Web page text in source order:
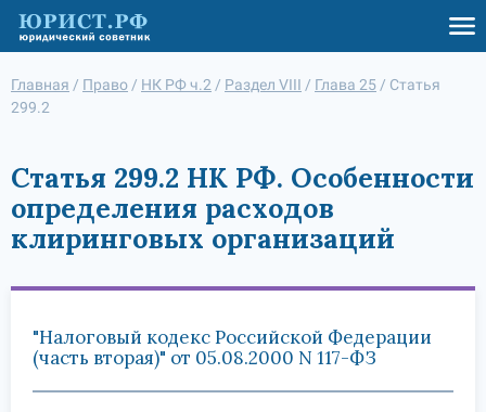
Главная / Право / НК РФ ч.2 / Раздел VIII / Глава 25 / Статья
299.2
Статья 299.2 НК РФ. Особенности
определения расходов
клиринговых организаций
"Налоговый кодекс Российской Федерации
(часть вторая)" от 05.08.2000 N 117-ФЗ